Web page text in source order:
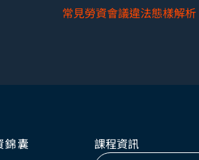
常見勞資會議違法態樣解析
錦囊 課程資訊